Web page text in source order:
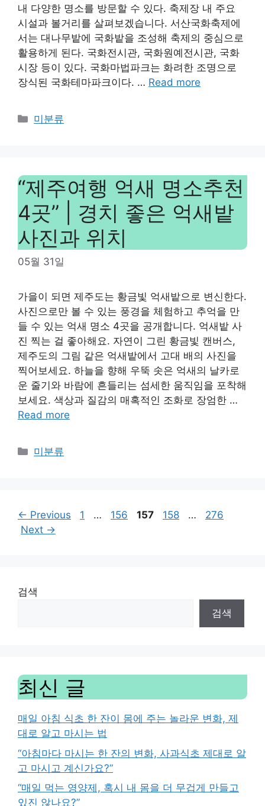
내 다양한 ​​명소를 방문할 수 있다. 축제장 내 주요
시설과 볼거리를 살펴보겠습니다. 서산국화축제에
서는 대나무밭에 국화밭을 조성해 축제의 중심으로
활용하게 된다. 국화전시관, 국화원예전시관, 국화
시장 등이 있다. 국화마법파크는 화려한 조명으로
장식된 국화테마파크이다. … Read more
Categories
미분류
“제주여행 억새 명소추천
4곳” | 경치 좋은 억새밭
사진과 위치
05월 31일
가을이 되면 제주도는 황금빛 억새밭으로 변신한다.
사진으로만 볼 수 있는 풍경을 체험하고 추억을 만
들 수 있는 억새 명소 4곳을 공개합니다. 억새밭 사
진 찍는 걸 좋아해요. 자연이 그린 황금빛 캔버스,
제주도의 그림 같은 억새밭에서 고대 배의 사진을
찍어보세요. 하늘을 향해 우뚝 솟은 억새의 날카로
운 줄기와 바람에 흔들리는 섬세한 움직임을 포착해
보세요. 색상과 질감의 매혹적인 조화로 장엄한 …
Read more
Categories
미분류
← Previous Page
1 … Page
156 Page
157 Page
158 … Page
276
Next →
검색
검색
최신 글
매일 아침 식초 한 잔이 몸에 주는 놀라운 변화, 제
대로 알고 마시는 법
“아침마다 마시는 한 잔의 변화, 사과식초 제대로 알
고 마시고 계신가요?”
“매일 먹는 영양제, 혹시 내 몸을 더 무겁게 만들고
있진 않나요?”